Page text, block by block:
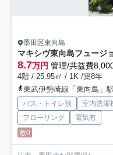
墨田区東向島
マキシヴ東向島フュージ
8.7万円 管理/共益費
4階 / 25.95㎡ / 1K /築8年
東武伊勢崎線「東向島」
バス・トイレ別 室内洗濯
フローリング
電気有
敷0